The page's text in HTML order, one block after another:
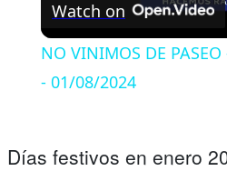
Watch on
NO VINIMOS DE
- 01/08/2024
Días festivos en enero